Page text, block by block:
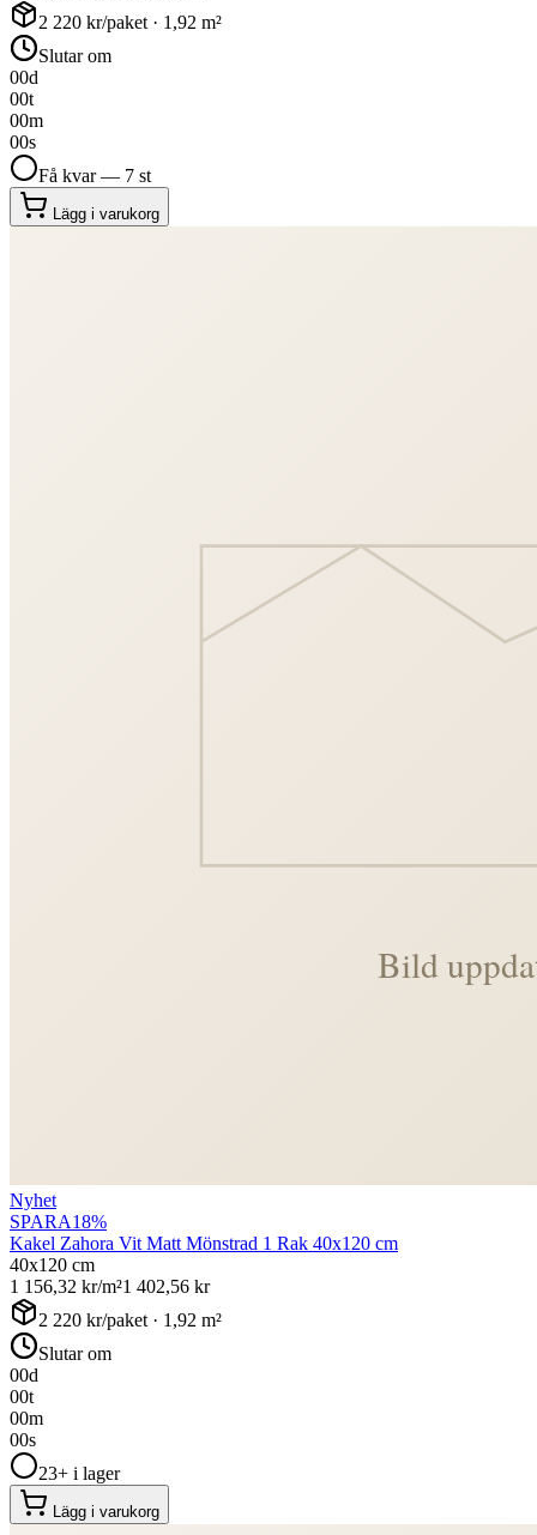
2 220 kr/paket · 1,92 m²
Slutar om
00d
00t
00m
00s
Få kvar — 7 st
Lägg i varukorg
Nyhet
SPARA18%
Kakel Zahora Vit Matt Mönstrad 1 Rak 40x120 cm
40x120 cm
1 156,32 kr/m²1 402,56 kr
2 220 kr/paket · 1,92 m²
Slutar om
00d
00t
00m
00s
23+ i lager
Lägg i varukorg